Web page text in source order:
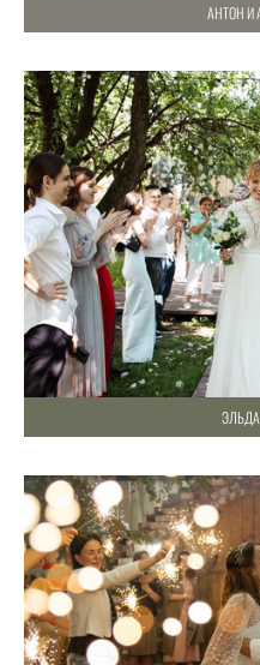
АНТОН И